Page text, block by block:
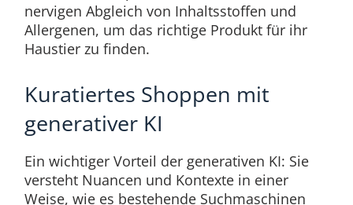
nervigen Abgleich von Inhaltsstoffen und
Allergenen, um das richtige Produkt für ihr
Haustier zu finden.
Kuratiertes Shoppen mit
generativer KI
Ein wichtiger Vorteil der generativen KI: Sie
versteht Nuancen und Kontexte in einer
Weise, wie es bestehende Suchmaschinen